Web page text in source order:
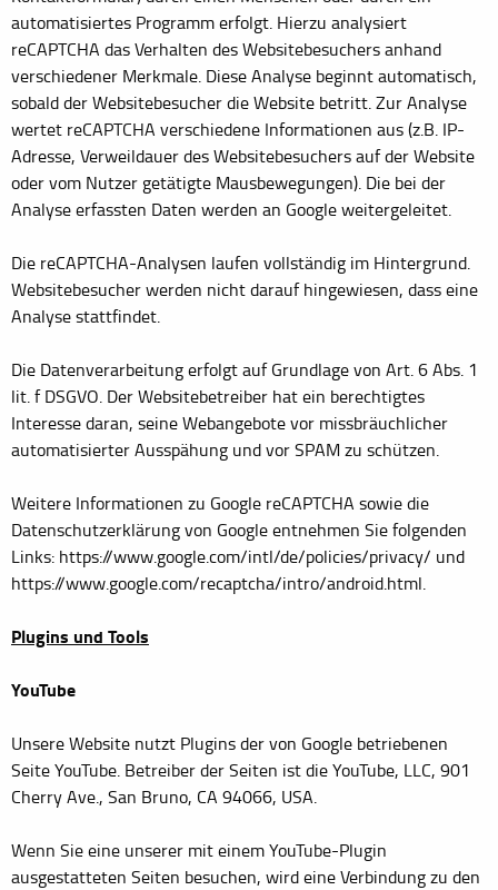
automatisiertes Programm erfolgt. Hierzu analysiert
reCAPTCHA das Verhalten des Websitebesuchers anhand
verschiedener Merkmale. Diese Analyse beginnt automatisch,
sobald der Websitebesucher die Website betritt. Zur Analyse
wertet reCAPTCHA verschiedene Informationen aus (z.B. IP-
Adresse, Verweildauer des Websitebesuchers auf der Website
oder vom Nutzer getätigte Mausbewegungen). Die bei der
Analyse erfassten Daten werden an Google weitergeleitet.
Die reCAPTCHA-Analysen laufen vollständig im Hintergrund.
Websitebesucher werden nicht darauf hingewiesen, dass eine
Analyse stattfindet.
Die Datenverarbeitung erfolgt auf Grundlage von Art. 6 Abs. 1
lit. f DSGVO. Der Websitebetreiber hat ein berechtigtes
Interesse daran, seine Webangebote vor missbräuchlicher
automatisierter Ausspähung und vor SPAM zu schützen.
Weitere Informationen zu Google reCAPTCHA sowie die
Datenschutzerklärung von Google entnehmen Sie folgenden
Links: https://www.google.com/intl/de/policies/privacy/ und
https://www.google.com/recaptcha/intro/android.html.
Plugins und Tools
YouTube
Unsere Website nutzt Plugins der von Google betriebenen
Seite YouTube. Betreiber der Seiten ist die YouTube, LLC, 901
Cherry Ave., San Bruno, CA 94066, USA.
Wenn Sie eine unserer mit einem YouTube-Plugin
ausgestatteten Seiten besuchen, wird eine Verbindung zu den